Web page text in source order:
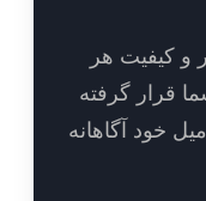
هر